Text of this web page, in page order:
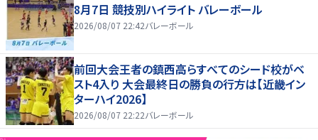
8月7日 競技別ハイライト バレーボール
2026/08/07 22:42バレーボール
前回大会王者の鎮西高らすべてのシード校がベ
スト4入り 大会最終日の勝負の行方は【近畿イン
ターハイ2026】
2026/08/07 22:22バレーボール